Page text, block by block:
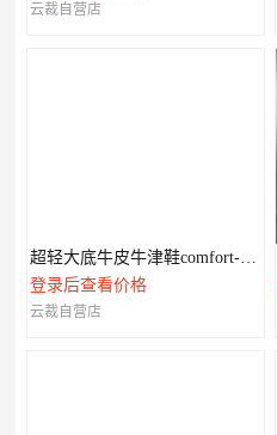
云裁自营店
超轻大底牛皮牛津鞋comfort-XL系列
登录后查看价格
云裁自营店